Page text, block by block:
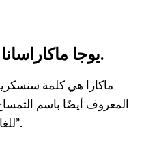
يوجا ماكاراسانا للمبتدئين في المنزل.
ماكارا هي كلمة
”.